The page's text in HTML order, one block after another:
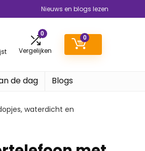
Nieuws en blogs lezen
0
Vergelijken
0
de dag Blogs
waterdicht en